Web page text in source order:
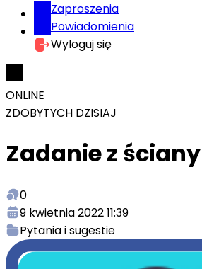
Zaproszenia
Powiadomienia
Wyloguj się
ONLINE
ZDOBYTYCH DZISIAJ
Zadanie z
0
9 kwietnia 2022 11:39
Pytania i sugestie